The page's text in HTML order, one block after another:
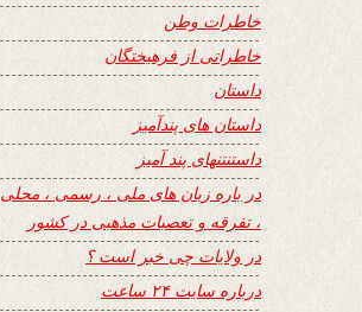
خاطرات وطن
خاطراتی از فرهیختگان
داستان
داستان های پندآمیز
داستنتنهای پند آمیز
در باره زبان های ملی ، رسمی ، محلی
، تفرقه و تعصبات مذهبی در کشور
در ولایات چی خبر است ؟
درباره سایت ۲۴ ساعت